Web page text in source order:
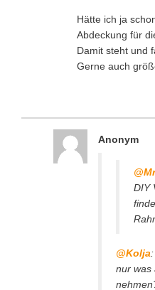
Hätte ich ja
Abdeckung für
Damit steht und
Gerne auch
Anonym
DIY
@Kolja
nur was